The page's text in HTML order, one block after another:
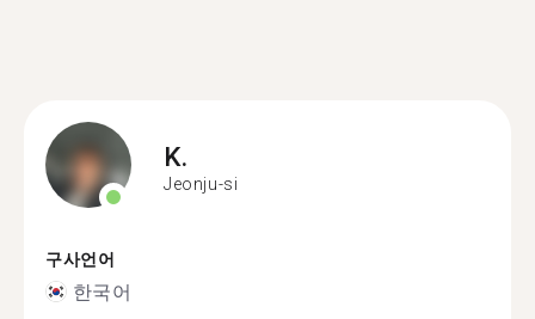
K.
Jeonju-si
구사언어
한국어